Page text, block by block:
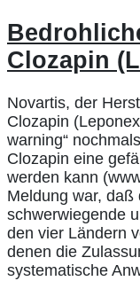
Clozapin
Novartis, der
Clozapin
warning“
Clozapin eine
werden kann
Meldung war,
schwerwiegende
den vier Ländern
denen die
systematische